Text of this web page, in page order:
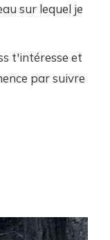
sur lequel je
t'intéresse et
par suivre